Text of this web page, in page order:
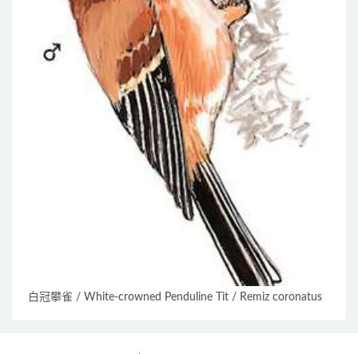
白冠攀雀 / White-crowned Penduline Tit / Remiz coronatus